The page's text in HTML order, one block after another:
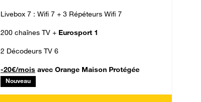
Livebox 7 : Wifi 7 + 3 Répéteurs Wifi 7
200 chaînes TV + Eurosport 1
2 Décodeurs TV 6
-20€/mois avec Orange Maison Protégée
Nouveau